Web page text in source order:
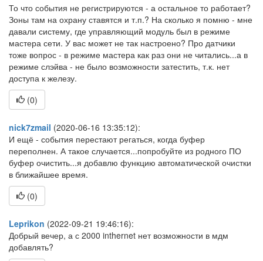
То что события не регистрируются - а остальное то работает?
Зоны там на охрану ставятся и т.п.? На сколько я помню - мне
давали систему, где управляющий модуль был в режиме
мастера сети. У вас может не так настроено? Про датчики
тоже вопрос - в режиме мастера как раз они не читались...а в
режиме слэйва - не было возможности затестить, т.к. нет
доступа к железу.
(0)
nick7zmail (2020-06-16 13:35:12):
И ещё - события перестают регаться, когда буфер
переполнен. А такое случается...попробуйте из родного ПО
буфер очистить...я добавлю функцию автоматической очистки
в ближайшее время.
(0)
Leprikon (2022-09-21 19:46:16):
Добрый вечер, а с 2000 inthernet нет возможности в мдм
добавлять?